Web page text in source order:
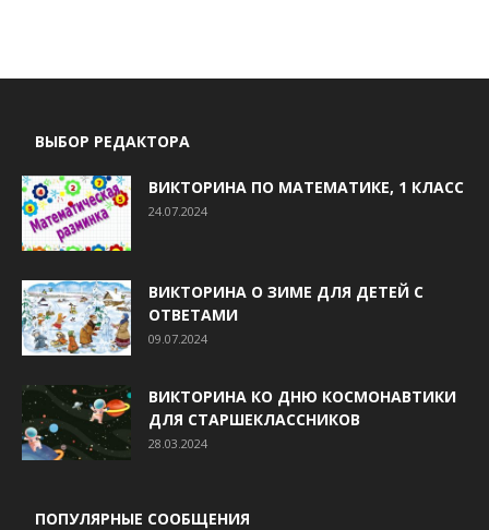
ВЫБОР РЕДАКТОРА
ВИКТОРИНА ПО МАТЕМАТИКЕ, 1 КЛАСС
24.07.2024
ВИКТОРИНА О ЗИМЕ ДЛЯ ДЕТЕЙ С
ОТВЕТАМИ
09.07.2024
ВИКТОРИНА КО ДНЮ КОСМОНАВТИКИ
ДЛЯ СТАРШЕКЛАССНИКОВ
28.03.2024
ПОПУЛЯРНЫЕ СООБЩЕНИЯ